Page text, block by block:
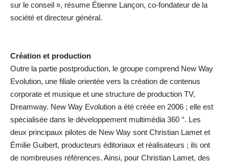
sur le conseil », résume Étienne Lançon, co-fondateur de la
société et directeur général.
Création et production
Outre la partie postproduction, le groupe comprend New Way
Evolution, une filiale orientée vers la création de contenus
corporate et musique et une structure de production TV,
Dreamway. New Way Evolution a été créée en 2006 ; elle est
spécialisée dans le développement multimédia 360 °. Les
deux principaux pilotes de New Way sont Christian Lamet et
Émilie Guibert, producteurs éditoriaux et réalisateurs ; ils ont
de nombreuses références. Ainsi, pour Christian Lamet, des